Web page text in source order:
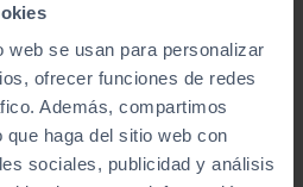
web se usan para personalizar
ofrecer funciones de redes
Además, compartimos
haga del sitio web con
sociales, publicidad y análisis
compromiso
o 1.000 km para probar el
cámbialo por otro.